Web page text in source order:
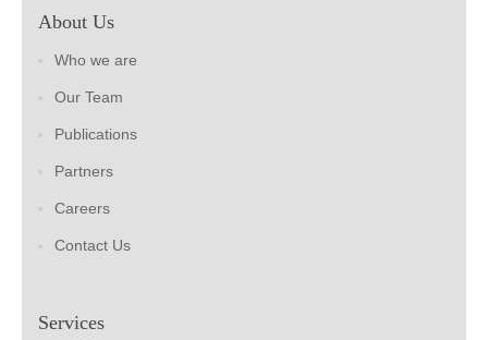
About Us
Who we are
Our Team
Publications
Partners
Careers
Contact Us
Services